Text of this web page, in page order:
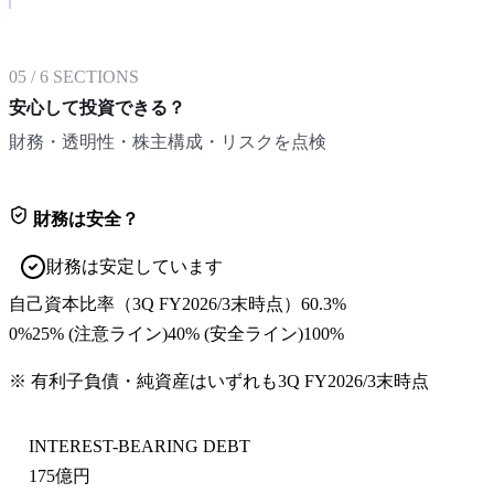
05 /6 SECTIONS
安心して投資できる？
財務・透明性・株主構成・リスクを点検
財務は安全？
財務は安定しています
自己資本比率 （3Q FY2026/3末時点） 60.3%
0%25% (注意ライン)40% (安全ライン)100%
※ 有利子負債・純資産はいずれも3Q FY2026/3末時点
INTEREST-BEARING DEBT
175億円